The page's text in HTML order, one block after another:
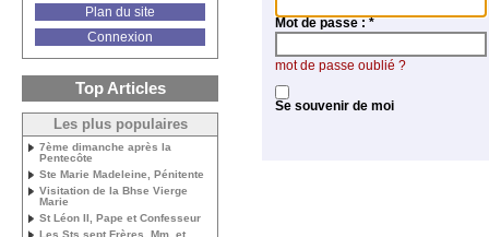
Mot de passe :*
mot de passe oublié ?
Se souvenir de moi
Plan du site
Connexion
Top Articles
Les plus populaires
7ème dimanche après la
Pentecôte
Ste Marie Madeleine, Pénitente
Visitation de la Bhse Vierge
Marie
St Léon II, Pape et Confesseur
Les Sts sept Frères, Mm, et